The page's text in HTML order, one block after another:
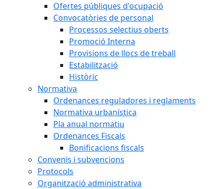
Ofertes públiques d'ocupació
Convocatòries de personal
Processos selectius oberts
Promoció Interna
Provisions de llocs de treball
Estabilització
Històric
Normativa
Ordenances reguladores i reglaments
Normativa urbanística
Pla anual normatiu
Ordenances Fiscals
Bonificacions fiscals
Convenis i subvencions
Protocols
Organització administrativa